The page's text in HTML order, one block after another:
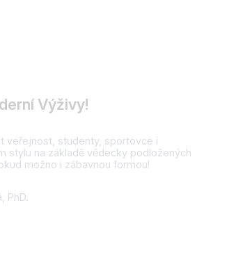
Výživy!
veřejnost, studenty, sportovce i
stylu na základě vědecky podložených
možno i zábavnou formou!
PhD.